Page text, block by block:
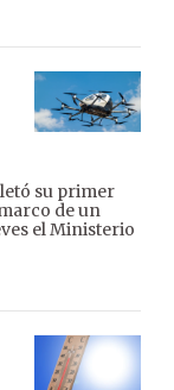
su primer
de un
el Ministerio